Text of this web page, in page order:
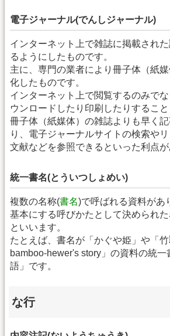
電子ジャーナル(でんしジャーナル)
インターネット上で雑誌に掲載され
るようにしたものです。
主に、専門の業者により冊子体（紙
化したものです。
インターネット上で閲覧するのみで
ウンロードしたり印刷したりすること
冊子体（紙媒体）の雑誌よりも早く
り、電子ジャーナルサイトの検索や
文献などを参照できるといった利点が
統一書名(とういつしょめい)
複数の名称(書名)で呼ばれる資料があ
基本にする呼びかたとして決められ
といいます。
たとえば、書名が「かぐや姫」や「
bamboo-hewer's story」の資料の統一
語」です。
な行